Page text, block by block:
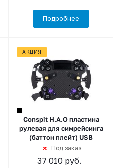
Подробнее
АКЦИЯ
Conspit H.A.O пластина
рулевая для симрейсинга
(баттон плейт) USB
Под заказ
37 010 руб.